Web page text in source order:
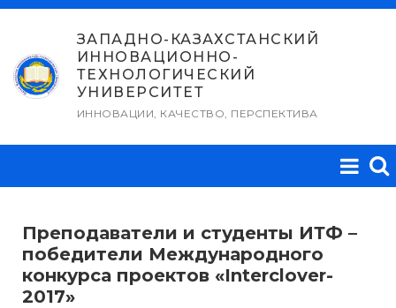
Перейти
содержимому
ЗАПАДНО-КАЗАХСТАНСКИЙ
ИННОВАЦИОННО-
ТЕХНОЛОГИЧЕСКИЙ
УНИВЕРСИТЕТ
ИННОВАЦИИ, КАЧЕСТВО, ПЕРСПЕКТИВА
Преподаватели и студенты ИТФ –
победители Международного
конкурса проектов «Interclover-
2017»